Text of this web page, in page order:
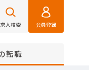
求人検索 会員登録
転職